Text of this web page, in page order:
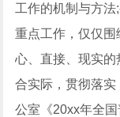
工作的机制与方
重点工作，仅仅
心、直接、现实
合实际，贯彻落
公室《20xx年全